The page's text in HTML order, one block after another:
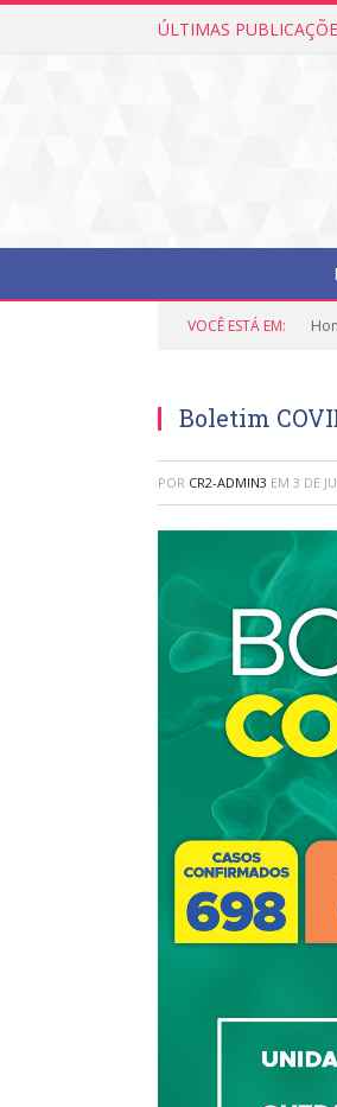
ÚLTIMAS
VOCÊ ESTÁ EM:
Boletim
POR CR2-ADMIN3 EM 3 DE